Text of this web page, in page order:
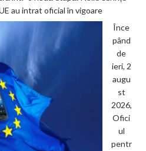
au intrat oficial în vigoare
Înce
pând
de
ieri, 2
augu
st
2026,
Ofici
ul
pentr